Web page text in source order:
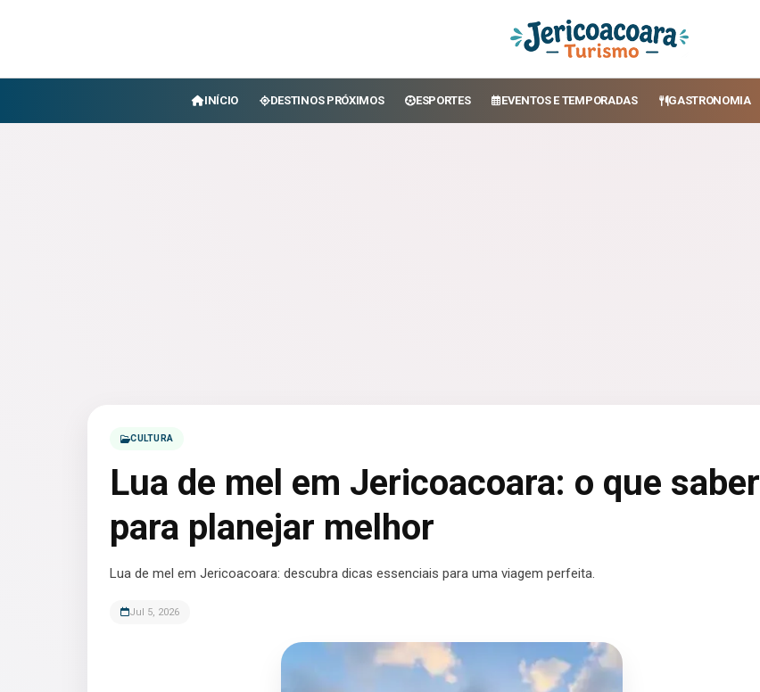
INÍCIO DESTINOS PRÓXIMOS ESPORTES EVENTOS E TEMPORADAS GASTRONOMIA
CULTURA
Lua de mel em Jericoacoara: o que saber
para planejar melhor
Lua de mel em Jericoacoara: descubra dicas essenciais para uma viagem perfeita.
Jul 5, 2026